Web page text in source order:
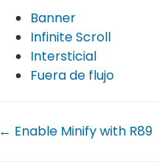
Banner
Infinite Scroll
Intersticial
Fuera de flujo
← Enable Minify with R89